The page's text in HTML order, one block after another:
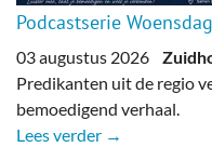
Podcastserie
03 augustus 2026
Predikanten uit de regio
bemoedigend verhaal.
Lees verder →